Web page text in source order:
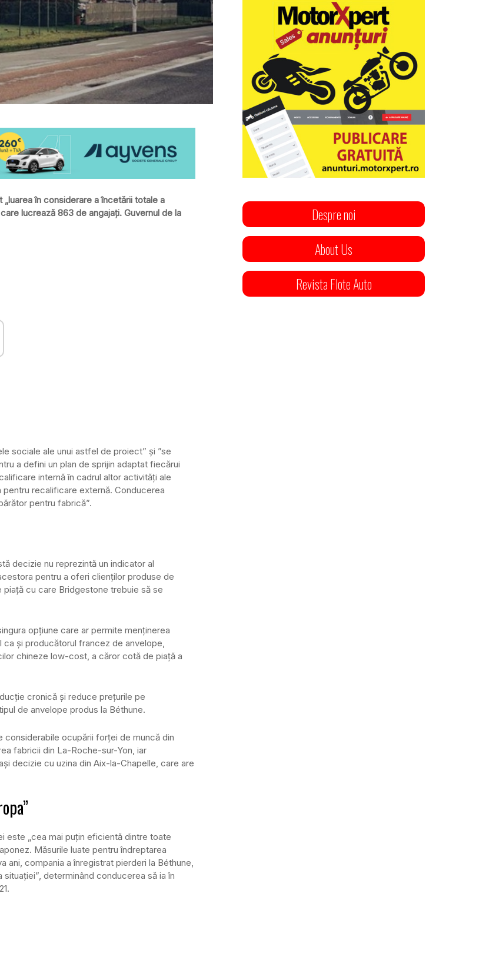
în considerare a încetării totale a
lucrează 863 de angajați. Guvernul de la
sociale ale unui astfel de proiect” și ”se
a defini un plan de sprijin adaptat fiecărui
internă în cadrul altor activități ale
recalificare externă. Conducerea
pentru fabrică”.
decizie nu reprezintă un indicator al
pentru a oferi clienților produse de
cu care Bridgestone trebuie să se
opțiune care ar permite menținerea
și producătorul francez de anvelope,
chineze low-cost, a căror cotă de piață a
cronică și reduce prețurile pe
de anvelope produs la Béthune.
ocupării forței de muncă din
fabricii din La-Roche-sur-Yon, iar
decizie cu uzina din Aix-la-Chapelle, care are
este „cea mai puțin eficientă dintre toate
Măsurile luate pentru îndreptarea
ani, compania a înregistrat pierderi la Béthune,
determinând conducerea să ia în
Despre noi
About Us
Revista Flote Auto